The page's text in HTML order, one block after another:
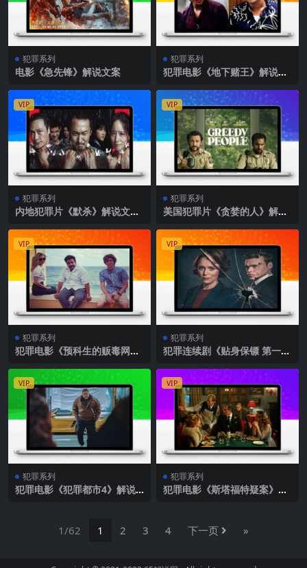
犯罪系列
电影《急先锋》解说文案
犯罪系列
犯罪电影《地下赌王》解说文
VIP
犯罪系列
内地犯罪片《默杀》解说文案
VIP
犯罪系列
美国犯罪片《贪婪的人》解说
VIP
犯罪系列
犯罪电影《预科生的贩毒网
VIP
犯罪系列
犯罪连续剧《贴身保镖 第一
VIP
犯罪系列
犯罪电影《犯罪都市4》解说
VIP
犯罪系列
犯罪电影《斯塔福特疑案》解
1/62 1 2 3 4 下一页 »